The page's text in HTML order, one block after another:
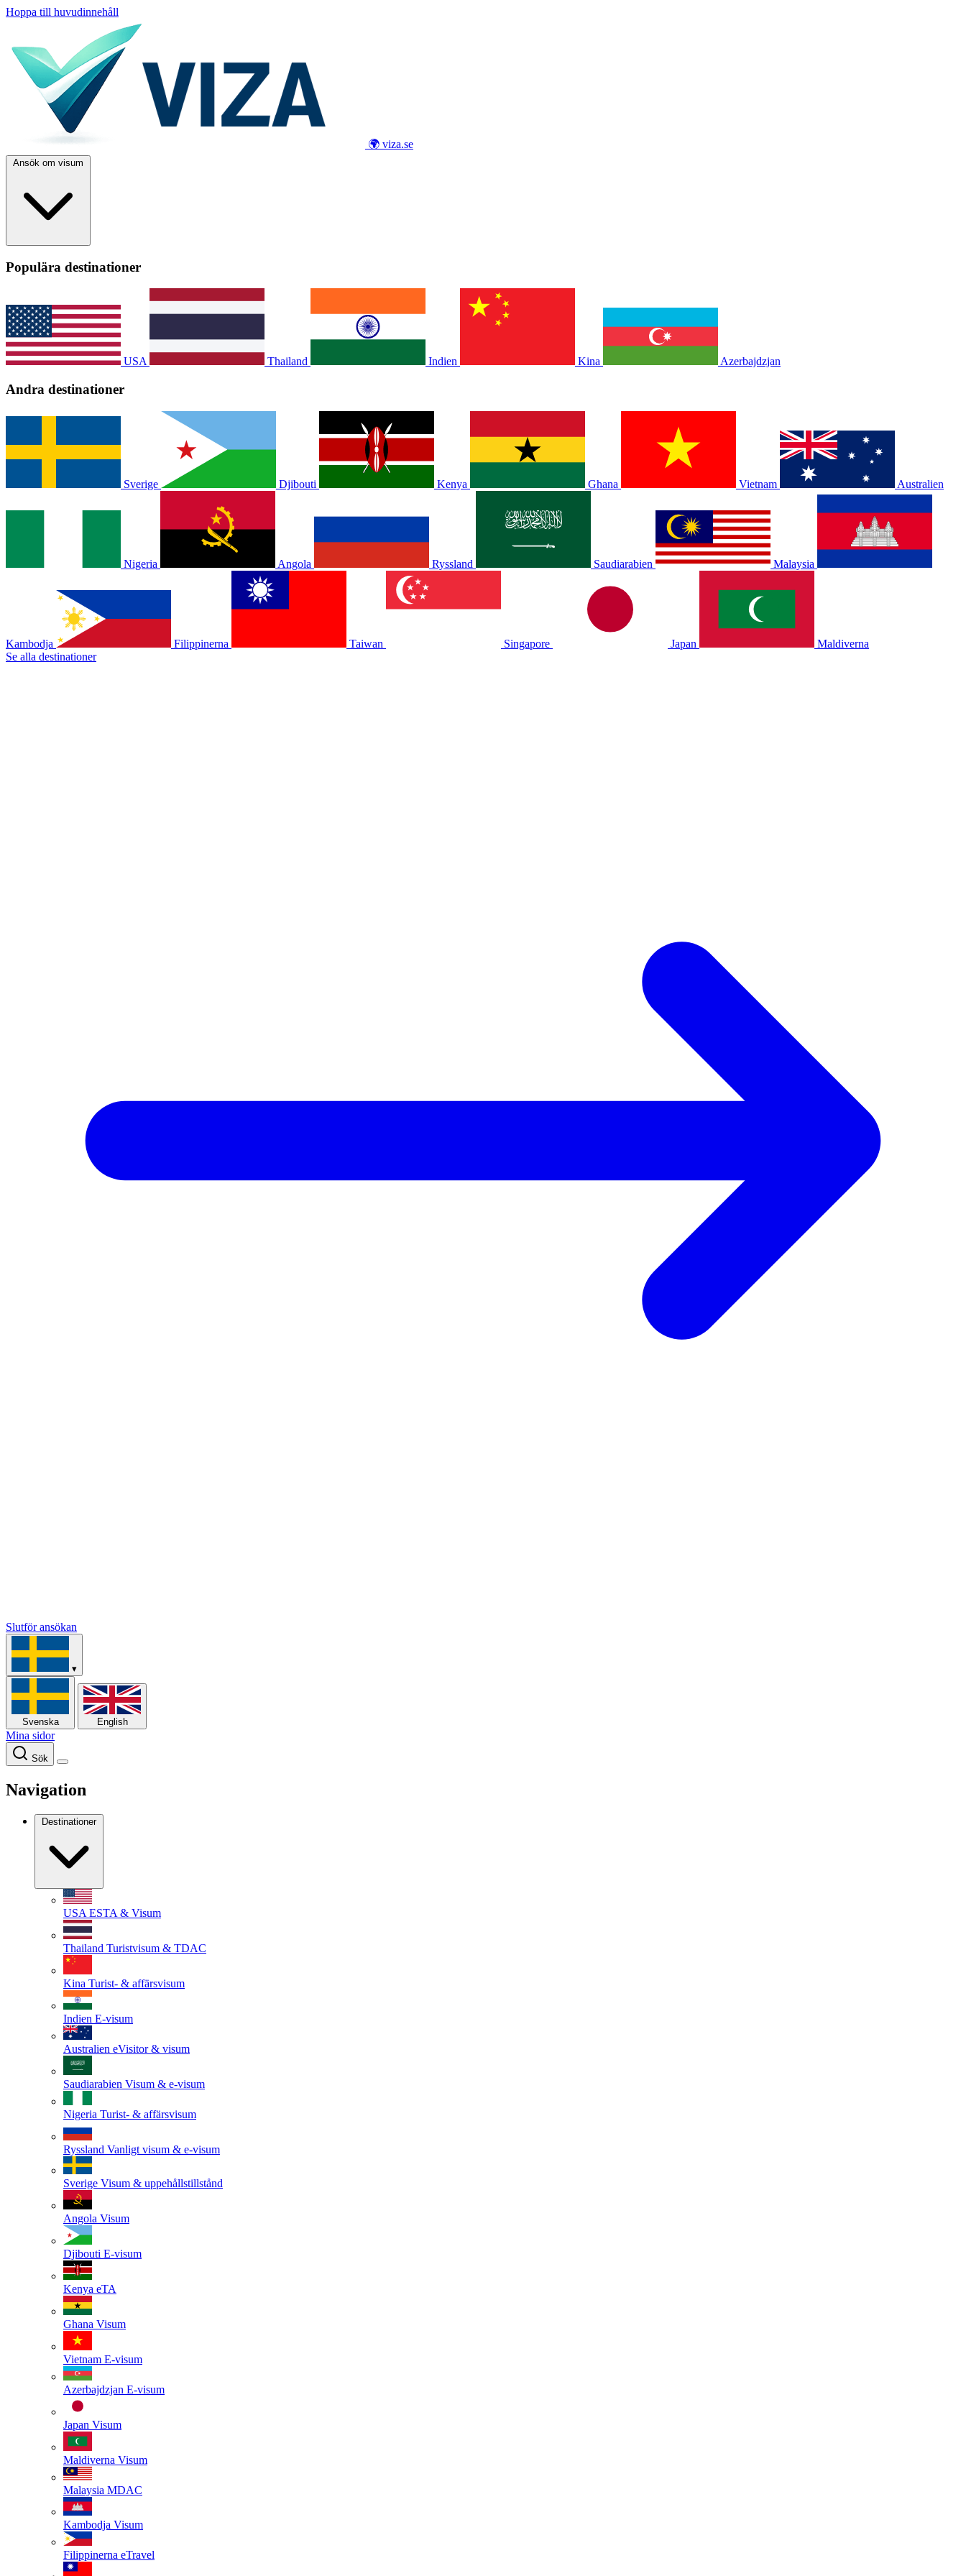
Hoppa till huvudinnehåll
🌍 viza.se
Ansök om visum
Populära destinationer
USA Thailand Indien Kina Azerbajdzjan
Andra destinationer
Sverige Djibouti Kenya Ghana Vietnam Australien
Nigeria Angola Ryssland Saudiarabien Malaysia
Kambodja Filippinerna Taiwan Singapore Japan
Maldiverna
Se alla destinationer
Slutför ansökan
▾
Svenska English
Mina sidor
Sök
Navigation
Destinationer
USA ESTA & Visum
Thailand Turistvisum & TDAC
Kina Turist- & affärsvisum
Indien E-visum
Australien eVisitor & visum
Saudiarabien Visum & e-visum
Nigeria Turist- & affärsvisum
Ryssland Vanligt visum & e-visum
Sverige Visum & uppehållstillstånd
Angola Visum
Djibouti E-visum
Kenya eTA
Ghana Visum
Vietnam E-visum
Azerbajdzjan E-visum
Japan Visum
Maldiverna Visum
Malaysia MDAC
Kambodja Visum
Filippinerna eTravel